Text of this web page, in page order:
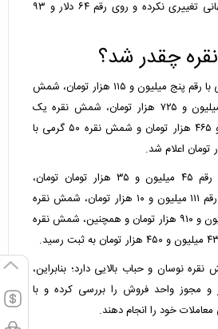
دلیل تعطیلی بازارهای جهانی تغییری نکرده و روی رقم ۶۴ دلار و ۹۳
چقدر شد؟
قیمت شمش نقره ۱۰ گرمی با رقم پنج میلیون و ۱۱۵ هزار تومان، شمش
نقره ۲۰ گرمی با رقم ۹ میلیون و ۷۲۵ هزار تومان، شمش نقره یک
اونسی با رقم ۱۴ میلیون و ۴۶۵ هزار تومان و شمش نقره ۵۰ گرمی با
شمش نقره ۱۰۰ گرمی با رقم ۴۵ میلیون و ۳۵ هزار تومان تومان،
شمش نقره ۲۵۰ گرمی با رقم ۱۱۱ میلیون و ۱۰ هزار تومان، شمش نقره
نیم کیلویی با رقم ۲۱۹ میلیون و ۹۱۰ هزار تومان و همچنین، شمش نقره
نوسان و حباب بالایی دارد؛ بنابراین،
و مجوز واحد فروش را بررسی کرده و با
خود را انجام دهند.